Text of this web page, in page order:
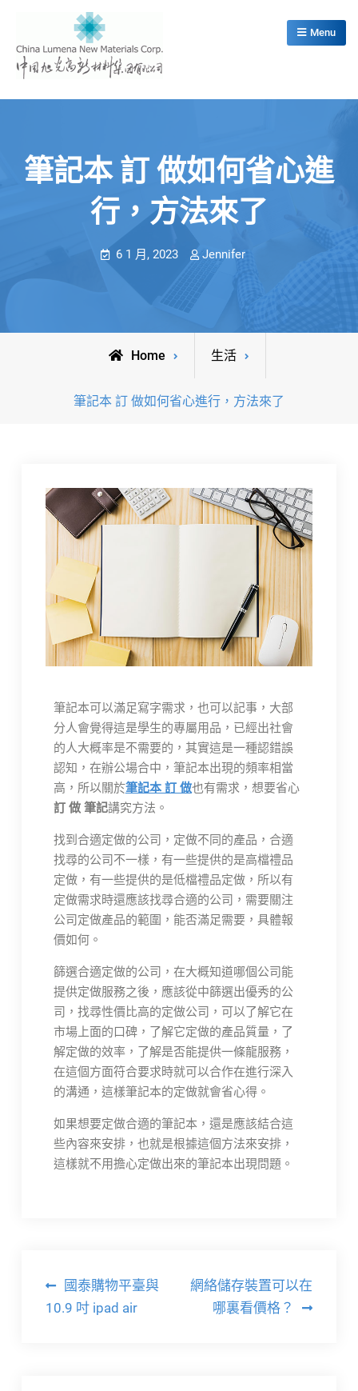
content
China Lumena New Materials Corp.
Menu
筆記本 訂 做如何省心進
行，方法來了
6 1 月, 2023 Jennifer
Home 生活
筆記本 訂 做如何省心進行，方法來了
筆記本可以滿足寫字需求，也可以記事，大部
分人會覺得這是學生的專屬用品，已經出社會
的人大概率是不需要的，其實這是一種認錯誤
認知，在辦公場合中，筆記本出現的頻率相當
高，所以關於筆記本 訂 做也有需求，想要省心
訂 做 筆記講究方法。
找到合適定做的公司，定做不同的產品，合適
找尋的公司不一樣，有一些提供的是高檔禮品
定做，有一些提供的是低檔禮品定做，所以有
定做需求時還應該找尋合適的公司，需要關注
公司定做產品的範圍，能否滿足需要，具體報
價如何。
篩選合適定做的公司，在大概知道哪個公司能
提供定做服務之後，應該從中篩選出優秀的公
司，找尋性價比高的定做公司，可以了解它在
市場上面的口碑，了解它定做的產品質量，了
解定做的效率，了解是否能提供一條龍服務，
在這個方面符合要求時就可以合作在進行深入
的溝通，這樣筆記本的定做就會省心得。
如果想要定做合適的筆記本，還是應該結合這
些內容來安排，也就是根據這個方法來安排，
這樣就不用擔心定做出來的筆記本出現問題。
文
章
國泰購物平臺與
10.9 吋 ipad air
網絡儲存裝置可以在
哪裏看價格？